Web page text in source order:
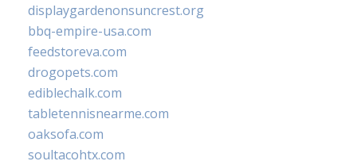
displaygardenonsuncrest.org
bbq-empire-usa.com
feedstoreva.com
drogopets.com
ediblechalk.com
tabletennisnearme.com
oaksofa.com
soultacohtx.com